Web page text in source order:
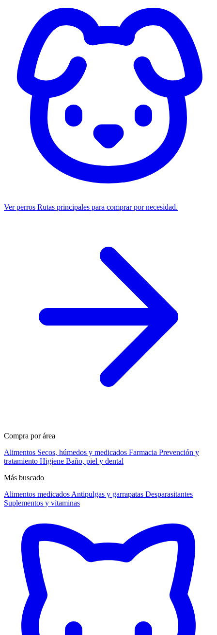
Ver perros Rutas principales para comprar por necesidad.
Compra por área
Alimentos Secos, húmedos y medicados Farmacia Prevención y
tratamiento Higiene Baño, piel y dental
Más buscado
Alimentos medicados Antipulgas y garrapatas Desparasitantes
Suplementos y vitaminas